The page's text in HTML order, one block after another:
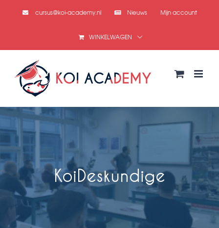
cursus@koi-academy.nl Nieuws Mijn account
WINKELWAGEN
KoiDeskundige